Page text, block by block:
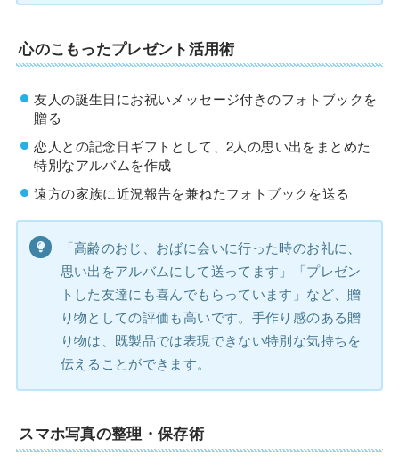
心のこもったプレゼント活用術
友人の誕生日にお祝いメッセージ付きのフォトブックを
贈る
恋人との記念日ギフトとして、2人の思い出をまとめた
特別なアルバムを作成
遠方の家族に近況報告を兼ねたフォトブックを送る
「高齢のおじ、おばに会いに行った時のお礼に、
思い出をアルバムにして送ってます」「プレゼン
トした友達にも喜んでもらっています」など、贈
り物としての評価も高いです。手作り感のある贈
り物は、既製品では表現できない特別な気持ちを
伝えることができます。
スマホ写真の整理・保存術